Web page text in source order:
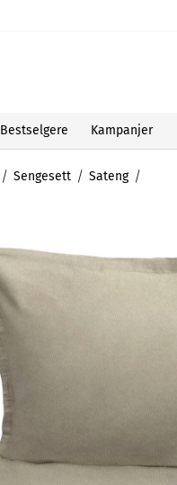
Bestselgere Kampanjer
Sengesett Sateng